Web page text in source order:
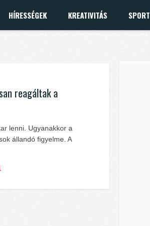
HÍRESSÉGEK KREATIVITÁS SPORT
reagáltak a
lenni. Ugyanakkor a
állandó figyelme. A